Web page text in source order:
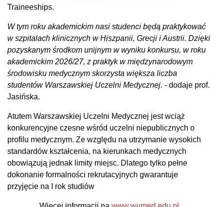
Traineeships.
W tym roku akademickim nasi studenci będą praktykować
w szpitalach klinicznych w Hiszpanii, Grecji i Austrii. Dzięki
pozyskanym środkom unijnym w wyniku konkursu, w roku
akademickim 2026/27, z praktyk w międzynarodowym
środowisku medycznym skorzysta większa liczba
studentów Warszawskiej Uczelni Medycznej. - dodaje prof.
Jasińska.
Atutem Warszawskiej Uczelni Medycznej jest wciąż
konkurencyjne czesne wśród uczelni niepublicznych o
profilu medycznym. Ze względu na utrzymanie wysokich
standardów kształcenia, na kierunkach medycznych
obowiązują jednak limity miejsc. Dlatego tylko pełne
dokonanie formalności rekrutacyjnych gwarantuje
przyjęcie na I rok studiów